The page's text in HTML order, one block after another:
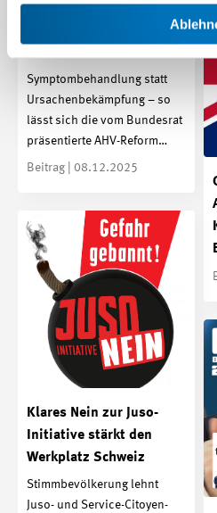
AHV-Reform 2030:
Symptombehandlung statt
Ursachenbekämpfung – so
lässt sich die vom Bundesrat
präsentierte AHV-Reform…
Beitrag | 08.12.2025
Klares Nein zur Juso-
Initiative stärkt den
Werkplatz Schweiz
Stimmbevölkerung lehnt
Juso- und Service-Citoyen-